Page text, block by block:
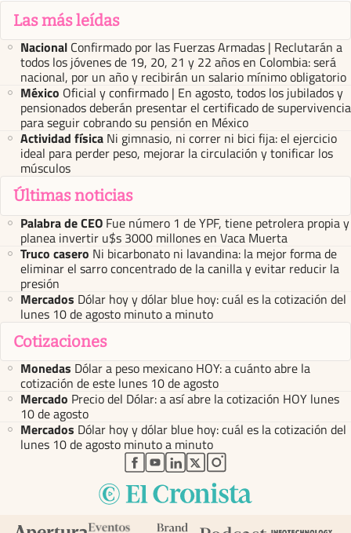
Las más leídas
Nacional Confirmado por las Fuerzas Armadas | Reclutarán a
todos los jóvenes de 19, 20, 21 y 22 años en Colombia: será
nacional, por un año y recibirán un salario mínimo obligatorio
México Oficial y confirmado | En agosto, todos los jubilados y
pensionados deberán presentar el certificado de supervivencia
para seguir cobrando su pensión en México
Actividad física Ni gimnasio, ni correr ni bici fija: el ejercicio
ideal para perder peso, mejorar la circulación y tonificar los
músculos
Últimas noticias
Palabra de CEO Fue número 1 de YPF, tiene petrolera propia y
planea invertir u$s 3000 millones en Vaca Muerta
Truco casero Ni bicarbonato ni lavandina: la mejor forma de
eliminar el sarro concentrado de la canilla y evitar reducir la
presión
Mercados Dólar hoy y dólar blue hoy: cuál es la cotización del
lunes 10 de agosto minuto a minuto
Cotizaciones
Monedas Dólar a peso mexicano HOY: a cuánto abre la
cotización de este lunes 10 de agosto
Mercado Precio del Dólar: a así abre la cotización HOY lunes
10 de agosto
Mercados Dólar hoy y dólar blue hoy: cuál es la cotización del
lunes 10 de agosto minuto a minuto
abre en nueva pestaña
abre en nueva pestaña
abre en nueva pestaña
abre en nueva pestaña
abre en nueva pestaña